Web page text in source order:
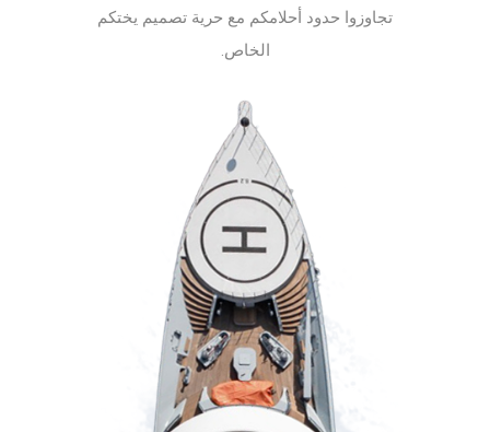
تجاوزوا حدود أحلامكم مع حرية تصميم يختكم
الخاص.